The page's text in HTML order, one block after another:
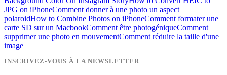
JPG on iPhoneComment donner à une photo un aspect
polaroidHow to Combine Photos on iPhoneComment formater une
carte SD sur un MacbookComment être photogéniqueComment
supprimer une photo en mouvementComment réduire la taille d'une
image
INSCRIVEZ-VOUS À LA NEWSLETTER